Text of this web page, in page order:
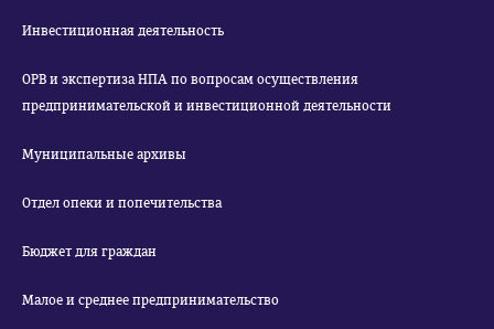
Инвестиционная деятельность
ОРВ и экспертиза НПА по вопросам осуществления
предпринимательской и инвестиционной деятельности
Муниципальные архивы
Отдел опеки и попечительства
Бюджет для граждан
Малое и среднее предпринимательство